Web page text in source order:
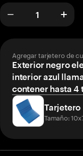
Agregar tarjetero de
Exterior negro
interior azul
contener hasta 4
Tarjetero
Tamaño: